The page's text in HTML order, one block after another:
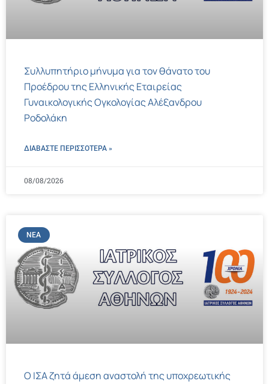
Συλλυπητήριο μήνυμα για τον θάνατο του
Προέδρου της Ελληνικής Εταιρείας
Γυναικολογικής Ογκολογίας Αλέξανδρου
Ροδολάκη
ΔΙΑΒΑΣΤΕ ΠΕΡΙΣΣΌΤΕΡΑ »
08/08/2026
ΝΈΑ
Ο ΙΣΑ ζητά άμεση αναστολή της υποχρεωτικής